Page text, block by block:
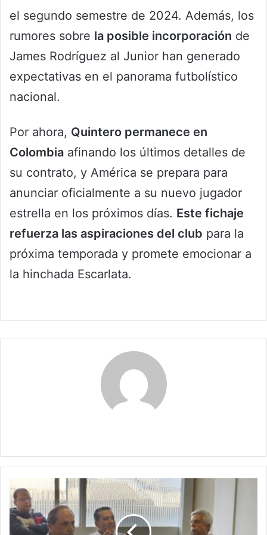
el segundo semestre de 2024. Además, los
rumores sobre la posible incorporación de
James Rodríguez al Junior han generado
expectativas en el panorama futbolístico
nacional.
Por ahora, Quintero permanece en
Colombia afinando los últimos detalles de
su contrato, y América se prepara para
anunciar oficialmente a su nuevo jugador
estrella en los próximos días. Este fichaje
refuerza las aspiraciones del club para la
próxima temporada y promete emocionar a
la hinchada Escarlata.
Comerciantes
de
Tunja
alzan